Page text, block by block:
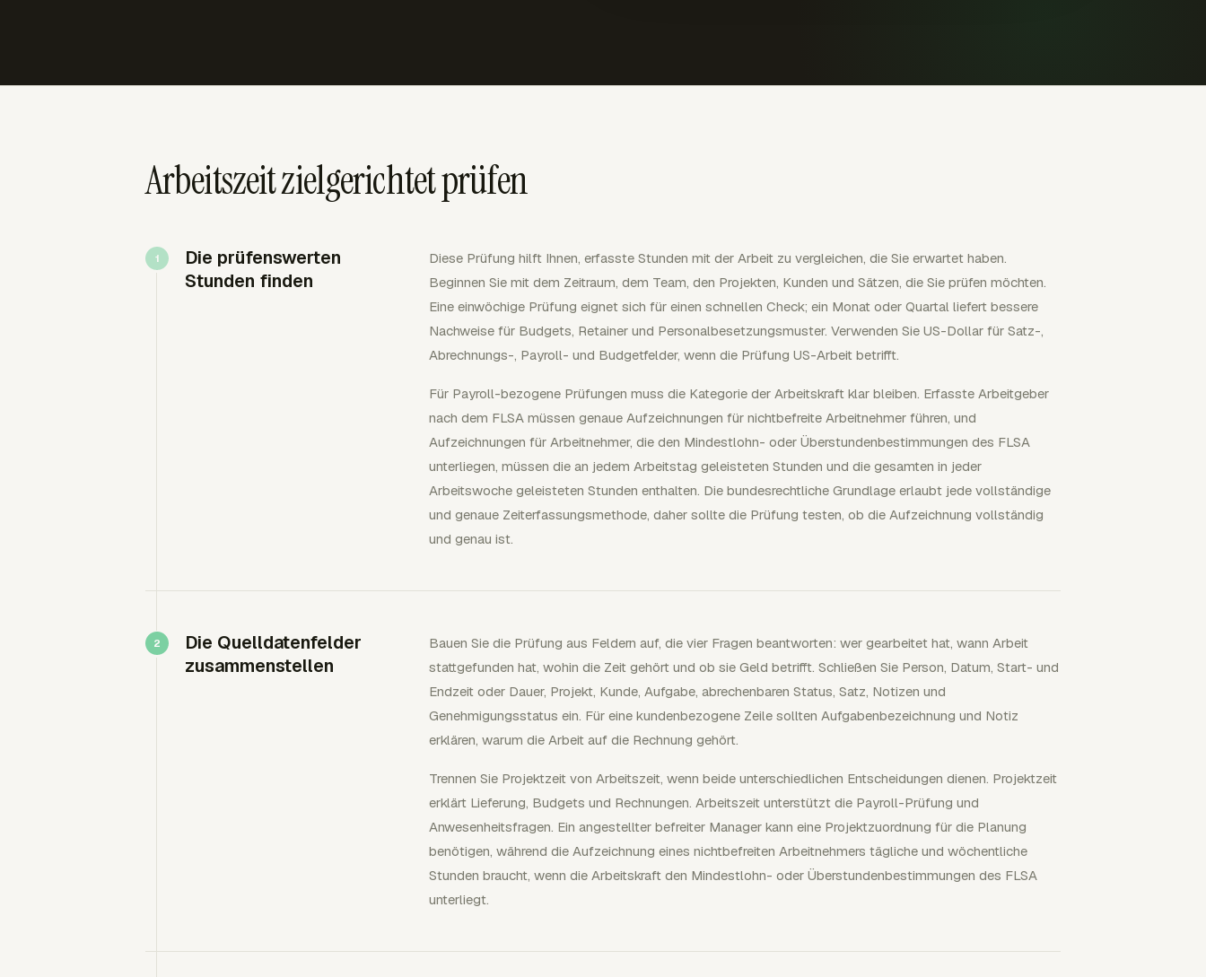
Arbeitszeit zielgerichtet prüfen
Die prüfenswerten
Stunden finden
Diese Prüfung hilft Ihnen, erfasste Stunden mit der Arbeit zu vergleichen, die Sie erwartet haben.
Beginnen Sie mit dem Zeitraum, dem Team, den Projekten, Kunden und Sätzen, die Sie prüfen möchten.
Eine einwöchige Prüfung eignet sich für einen schnellen Check; ein Monat oder Quartal liefert bessere
Nachweise für Budgets, Retainer und Personalbesetzungsmuster. Verwenden Sie US-Dollar für Satz-,
Abrechnungs-, Payroll- und Budgetfelder, wenn die Prüfung US-Arbeit betrifft.
Für Payroll-bezogene Prüfungen muss die Kategorie der Arbeitskraft klar bleiben. Erfasste Arbeitgeber
nach dem FLSA müssen genaue Aufzeichnungen für nichtbefreite Arbeitnehmer führen, und
Aufzeichnungen für Arbeitnehmer, die den Mindestlohn- oder Überstundenbestimmungen des FLSA
unterliegen, müssen die an jedem Arbeitstag geleisteten Stunden und die gesamten in jeder
Arbeitswoche geleisteten Stunden enthalten. Die bundesrechtliche Grundlage erlaubt jede vollständige
und genaue Zeiterfassungsmethode, daher sollte die Prüfung testen, ob die Aufzeichnung vollständig
und genau ist.
Die Quelldatenfelder
zusammenstellen
Bauen Sie die Prüfung aus Feldern auf, die vier Fragen beantworten: wer gearbeitet hat, wann Arbeit
stattgefunden hat, wohin die Zeit gehört und ob sie Geld betrifft. Schließen Sie Person, Datum, Start- und
Endzeit oder Dauer, Projekt, Kunde, Aufgabe, abrechenbaren Status, Satz, Notizen und
Genehmigungsstatus ein. Für eine kundenbezogene Zeile sollten Aufgabenbezeichnung und Notiz
erklären, warum die Arbeit auf die Rechnung gehört.
Trennen Sie Projektzeit von Arbeitszeit, wenn beide unterschiedlichen Entscheidungen dienen. Projektzeit
erklärt Lieferung, Budgets und Rechnungen. Arbeitszeit unterstützt die Payroll-Prüfung und
Anwesenheitsfragen. Ein angestellter befreiter Manager kann eine Projektzuordnung für die Planung
benötigen, während die Aufzeichnung eines nichtbefreiten Arbeitnehmers tägliche und wöchentliche
Stunden braucht, wenn die Arbeitskraft den Mindestlohn- oder Überstundenbestimmungen des FLSA
unterliegt.